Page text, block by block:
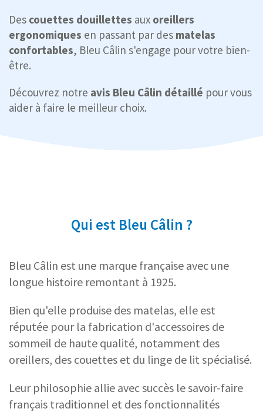
Des couettes douillettes aux oreillers
ergonomiques en passant par des matelas
confortables, Bleu Câlin s'engage pour votre bien-
être.
Découvrez notre avis Bleu Câlin détaillé pour vous
aider à faire le meilleur choix.
Qui est Bleu Câlin ?
Bleu Câlin est une marque française avec une
longue histoire remontant à 1925.
Bien qu'elle produise des matelas, elle est
réputée pour la fabrication d'accessoires de
sommeil de haute qualité, notamment des
oreillers, des couettes et du linge de lit spécialisé.
Leur philosophie allie avec succès le savoir-faire
français traditionnel et des fonctionnalités